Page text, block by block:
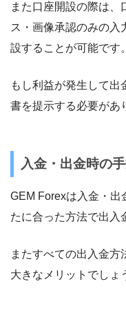
また口座開設の際は、
ス・画像承認のみの入
設することが可能です。
もし利益が発生して出
書を提示する必要があ
入金・出金時の
GEM Forexは入金・出
たに合った方法で出入
またすべての出入金方
大きなメリットでしょ